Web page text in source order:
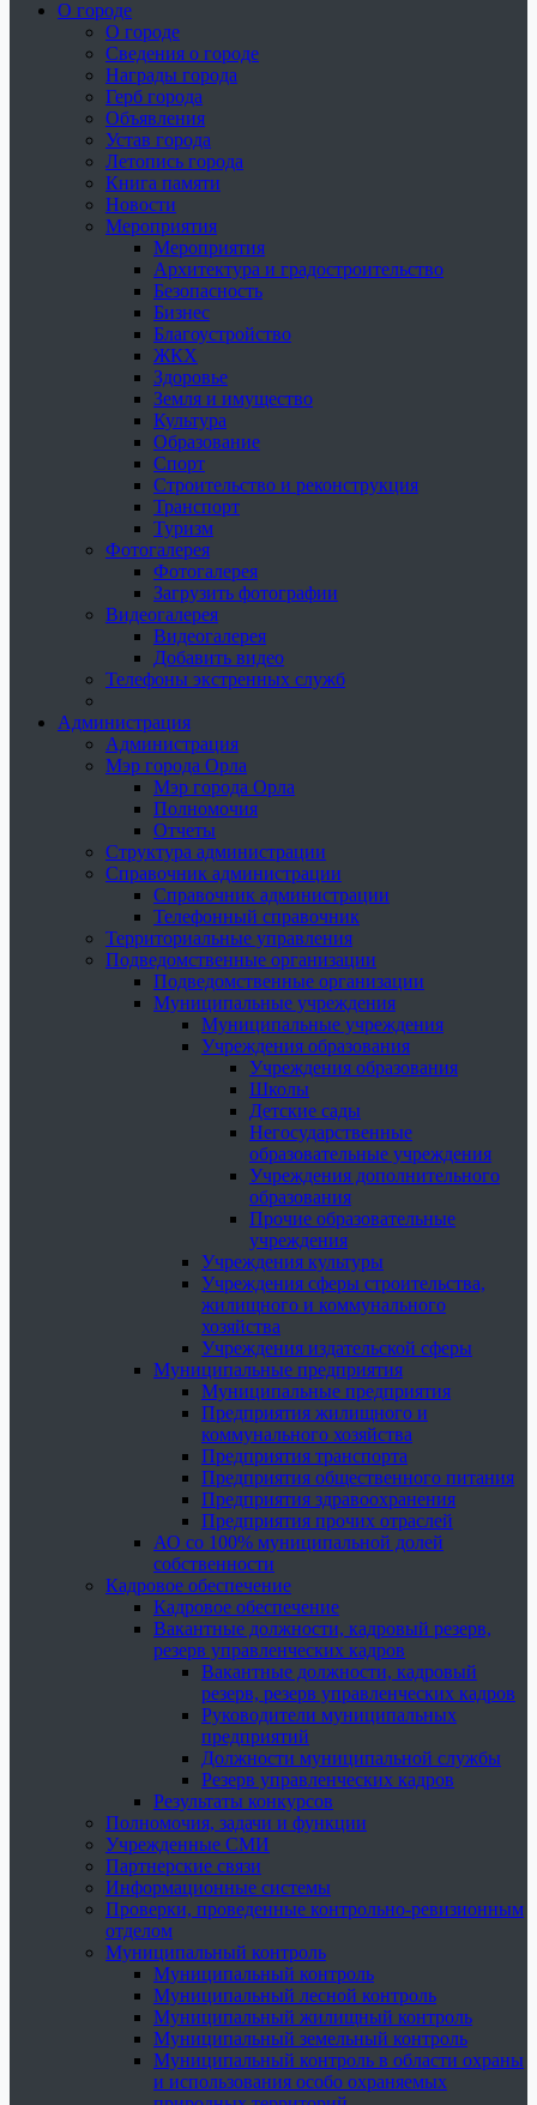
О городе
О городе
Сведения о городе
Награды города
Герб города
Объявления
Устав города
Летопись города
Книга памяти
Новости
Мероприятия
Мероприятия
Архитектура и градостроительство
Безопасность
Бизнес
Благоустройство
ЖКХ
Здоровье
Земля и имущество
Культура
Образование
Спорт
Строительство и реконструкция
Транспорт
Туризм
Фотогалерея
Фотогалерея
Загрузить фотографии
Видеогалерея
Видеогалерея
Добавить видео
Телефоны экстренных служб
Администрация
Администрация
Мэр города Орла
Мэр города Орла
Полномочия
Отчеты
Структура администрации
Справочник администрации
Справочник администрации
Телефонный справочник
Территориальные управления
Подведомственные организации
Подведомственные организации
Муниципальные учреждения
Муниципальные учреждения
Учреждения образования
Учреждения образования
Школы
Детские сады
Негосударственные
образовательные учреждения
Учреждения дополнительного
образования
Прочие образовательные
учреждения
Учреждения культуры
Учреждения сферы строительства,
жилищного и коммунального
хозяйства
Учреждения издательской сферы
Муниципальные предприятия
Муниципальные предприятия
Предприятия жилищного и
коммунального хозяйства
Предприятия транспорта
Предприятия общественного питания
Предприятия здравоохранения
Предприятия прочих отраслей
АО со 100% муниципальной долей
собственности
Кадровое обеспечение
Кадровое обеспечение
Вакантные должности, кадровый резерв,
резерв управленческих кадров
Вакантные должности, кадровый
резерв, резерв управленческих кадров
Руководители муниципальных
предприятий
Должности муниципальной службы
Резерв управленческих кадров
Результаты конкурсов
Полномочия, задачи и функции
Учрежденные СМИ
Партнерские связи
Информационные системы
Проверки, проведенные контрольно-ревизионным
отделом
Муниципальный контроль
Муниципальный контроль
Муниципальный лесной контроль
Муниципальный жилищный контроль
Муниципальный земельный контроль
Муниципальный контроль в области охраны
и использования особо охраняемых